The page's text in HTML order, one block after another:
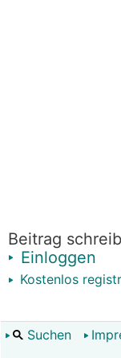
Beitrag
Einloggen
Kostenlos
Suchen